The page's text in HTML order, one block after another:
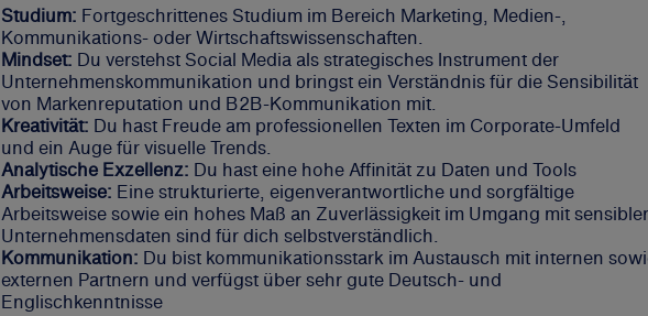
Studium: Fortgeschrittenes Studium im Bereich Marketing, Medien-,
Kommunikations- oder Wirtschaftswissenschaften.
Mindset: Du verstehst Social Media als strategisches Instrument der
Unternehmenskommunikation und bringst ein Verständnis für die Sensibilität
von Markenreputation und B2B-Kommunikation mit.
Kreativität: Du hast Freude am professionellen Texten im Corporate-Umfeld
und ein Auge für visuelle Trends.
Analytische Exzellenz: Du hast eine hohe Affinität zu Daten und Tools
Arbeitsweise: Eine strukturierte, eigenverantwortliche und sorgfältige
Arbeitsweise sowie ein hohes Maß an Zuverlässigkeit im Umgang mit
Unternehmensdaten sind für dich selbstverständlich.
Kommunikation: Du bist kommunikationsstark im Austausch mit internen
externen Partnern und verfügst über sehr gute Deutsch- und
Englischkenntnisse